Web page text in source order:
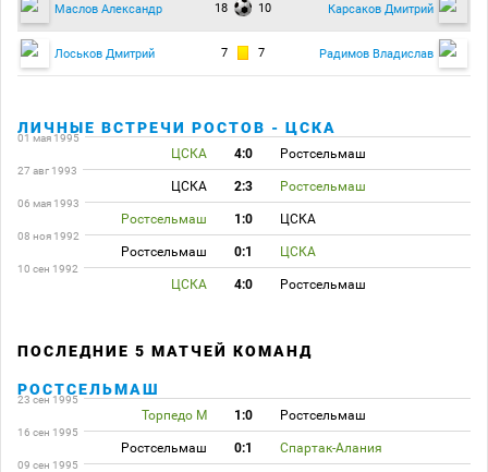
Маслов Александр 18 10 Карсаков Дмитрий
Лоськов Дмитрий 7 7 Радимов Владислав
ЛИЧНЫЕ ВСТРЕЧИ РОСТОВ - ЦСКА
01 мая 1995
ЦСКА 4:0 Ростсельмаш
27 авг 1993
ЦСКА 2:3 Ростсельмаш
06 мая 1993
Ростсельмаш 1:0 ЦСКА
08 ноя 1992
Ростсельмаш 0:1 ЦСКА
10 сен 1992
ЦСКА 4:0 Ростсельмаш
ПОСЛЕДНИЕ 5 МАТЧЕЙ КОМАНД
РОСТСЕЛЬМАШ
23 сен 1995
Торпедо М 1:0 Ростсельмаш
16 сен 1995
Ростсельмаш 0:1 Спартак-Алания
09 сен 1995